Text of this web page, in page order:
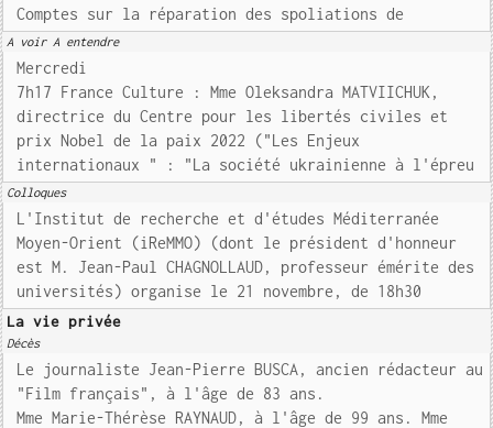
Comptes sur la réparation des spoliations de
A voir A entendre
Mercredi
7h17 France Culture : Mme Oleksandra MATVIICHUK,
directrice du Centre pour les libertés civiles et
prix Nobel de la paix 2022 ("Les Enjeux
internationaux " : "La société ukrainienne à l'épreu
Colloques
L'Institut de recherche et d'études Méditerranée
Moyen-Orient (iReMMO) (dont le président d'honneur
est M. Jean-Paul CHAGNOLLAUD, professeur émérite des
universités) organise le 21 novembre, de 18h30
La vie privée
Décès
Le journaliste Jean-Pierre BUSCA, ancien rédacteur au
"Film français", à l'âge de 83 ans.
Mme Marie-Thérèse RAYNAUD, à l'âge de 99 ans. Mme